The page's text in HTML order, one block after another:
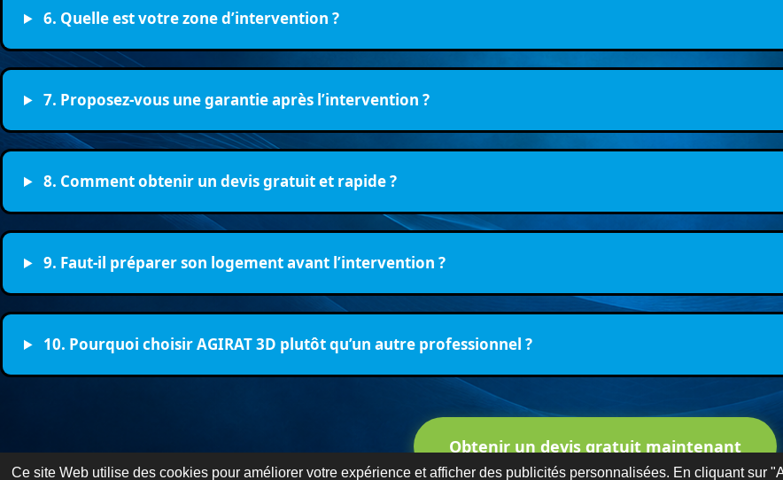
Ce site Web utilise des cookies pour améliorer votre expérience et afficher des publicités personnalisées. En cliquant sur
6. Quelle est votre zone d’intervention ?
7. Proposez-vous une garantie après l’intervention ?
8. Comment obtenir un devis gratuit et rapide ?
9. Faut-il préparer son logement avant l’intervention ?
10. Pourquoi choisir AGIRAT 3D plutôt qu’un autre professionnel ?
Obtenir un devis gratuit maintenant